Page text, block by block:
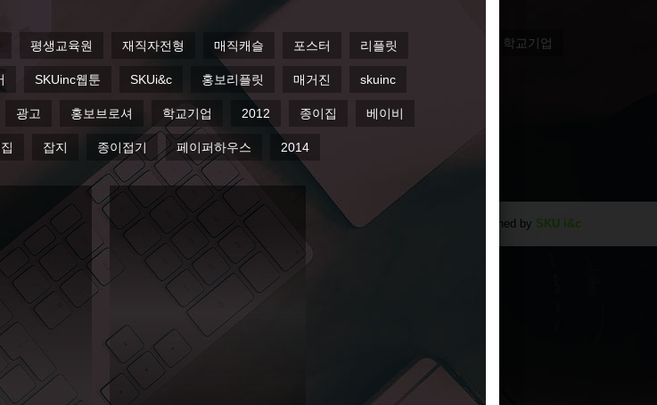
뮤직스쿨
대일외국어고등학교 2011 디자인 2013 광고 학교기업
편집 잡지 종이접기 페이퍼하우스 2014
Designed by SKU i&c